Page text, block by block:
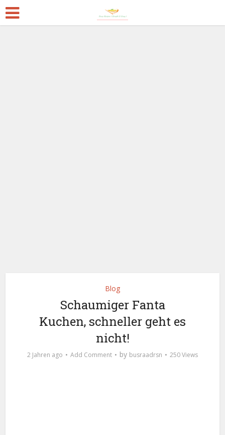
Blog
Schaumiger Fanta
Kuchen, schneller geht es
nicht!
2 Jahren ago Add Comment by busraadrsn 250 Views